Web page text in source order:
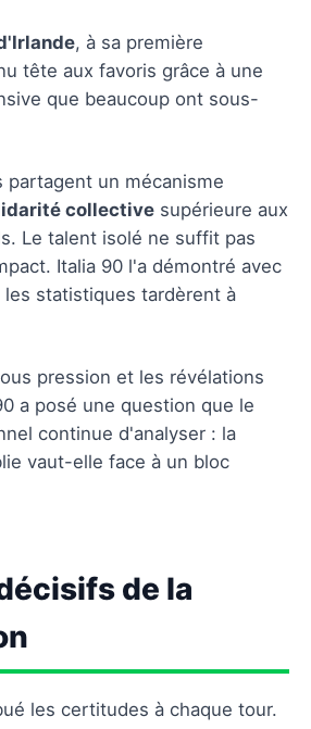
, à sa première
tête aux favoris grâce à une
que beaucoup ont sous-
partagent un mécanisme
collective supérieure aux
Le talent isolé ne suffit pas
Italia 90 l'a démontré avec
statistiques tardèrent à
pression et les révélations
a posé une question que le
continue d'analyser : la
vaut-elle face à un bloc
de la
les certitudes à chaque tour.